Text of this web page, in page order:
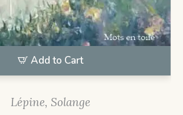
Add to Cart
Lépine, Solange